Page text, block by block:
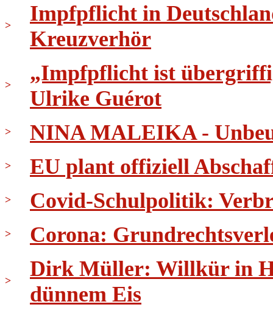
>
Impfpflicht in
Kreuzverhör
>
„Impfpflicht ist
Ulrike Guérot
> NINA MALEIKA -
> EU plant offiziell
> Covid-Schulpolitik:
> Corona:
>
Dirk Müller: Willkür in
dünnem Eis